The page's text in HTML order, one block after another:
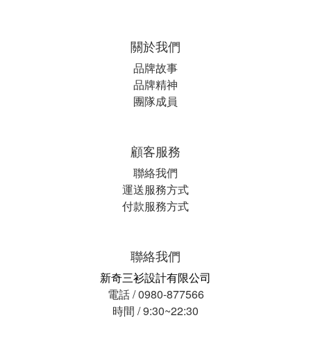
關於我們
品牌故事
品牌精神
團隊成員
顧客服務
聯絡我們
運送服務方式
付款服務方式
聯絡我們
新奇三衫設計有限公司
電話 / 0980-877566
時間 / 9:30~22:30